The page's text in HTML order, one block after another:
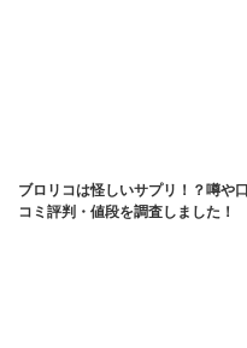
ブロリコは怪しいサプリ！？噂や口
コミ評判・値段を調査しました！